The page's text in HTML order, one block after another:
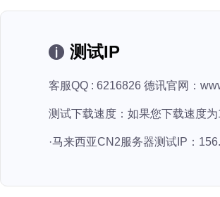
测试IP
客服QQ : 6216826 德讯官网：
测试下载速度：如果您下载速度
·马来西亚CN2服务器测试IP：